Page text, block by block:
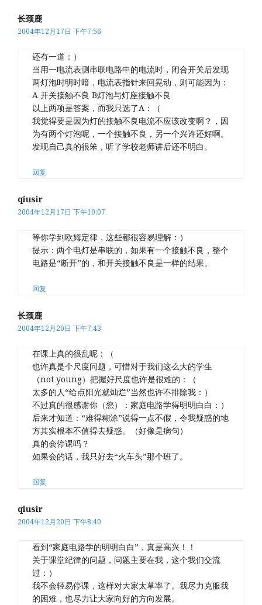
长颈鹿
2004年12月17日 下午7:56
还有一道：）
当用一电流表测串联电路中的电流时，闭合开关后发现
两灯泡时明时暗，电流表指针来回晃动，则可能因为：
A 开关接触不良 B灯泡与灯座接触不良
以上两项是答案，而我只选了A：（
我觉得要是因为灯的接触不良电流不应该改变啊？，因
为有两个灯泡呢，一个接触不良，另一个兴许还好啊。
发现自己真的很笨，听了学校老师讲后还不明白。
回复
qiusir
2004年12月17日 下午10:07
等你学到欧姆定律，这些都很容易理解：）
提示：两个电灯是串联的，如果有一个接触不良，整个
电路是“断开”的，和开关接触不良是一样的结果。
回复
长颈鹿
2004年12月20日 下午7:43
在课上真的很乱呢：（
也许真是个尺度问题，可惜对于我们这么大的学生
（not young）把握好尺度也许是很难的：（
太多的人“给点阳光就灿烂”当然也许不排除我：）
不过真的很感谢你（您）：家庭电路学得明明白白：）
后来才知道：“难得糊涂”说得一点不假，令我疑惑的地
方其实根本不值得去疑惑。（好像是病句）
真的会停课吗？
如果会的话，我只好去“火车头”那个班了。
回复
qiusir
2004年12月20日 下午8:40
看到“家庭电路学的明明白白”，真是高兴！！
关于课堂纪律的问题，问题主要在我，这个我们交流
过：）
我不会轻易停课，这样对大家太草率了。我尽力克服我
的困难，也尽力让大家向好的方向发展。